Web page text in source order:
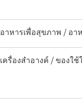
อาหารเพื่อสุขภาพ / อา
เครื่องสำอางค์ / ของใ